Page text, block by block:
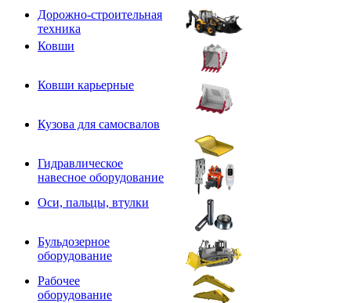
Дорожно-строительная
техника
Ковши
Ковши карьерные
Кузова для самосвалов
Гидравлическое
навесное оборудование
Оси, пальцы, втулки
Бульдозерное
оборудование
Рабочее
оборудование